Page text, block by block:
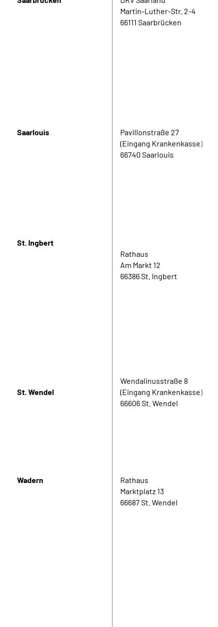
Martin-Luther-Str. 2-4
66111 Saarbrücken
Saarlouis
Pavillonstraße 27
(Eingang Krankenkasse)
66740 Saarlouis
St. Ingbert
Rathaus
Am Markt 12
66386 St. Ingbert
St. Wendel
Wendalinusstraße 8
(Eingang Krankenkasse)
66606 St. Wendel
Wadern
Rathaus
Marktplatz 13
66687 St. Wendel